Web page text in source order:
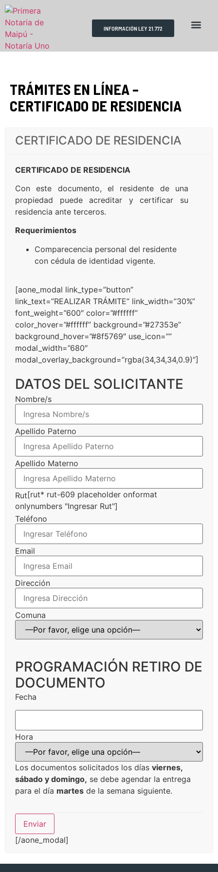
INFORMACIÓN LEY 21.772
TRÁMITES EN LÍNEA –
CERTIFICADO DE RESIDENCIA
CERTIFICADO DE RESIDENCIA
CERTIFICADO DE RESIDENCIA
Con este documento, el residente de una
propiedad puede acreditar y certificar su
residencia ante terceros.
Requerimientos
Comparecencia personal del residente
con cédula de identidad vigente.
[aone_modal link_type=”button”
link_text=”REALIZAR TRÁMITE” link_width=”30%”
font_weight=”600″ color=”#ffffff”
color_hover=”#ffffff” background=”#27353e”
background_hover=”#8f5769″ use_icon=””
modal_width=”680″
modal_overlay_background=”rgba(34,34,34,0.9)”]
DATOS DEL SOLICITANTE
Nombre/s
Apellido Paterno
Apellido Materno
Rut[rut* rut-609 placeholder onformat
onlynumbers "Ingresar Rut"]
Teléfono
Email
Dirección
Comuna
PROGRAMACIÓN RETIRO DE
DOCUMENTO
Fecha
Hora
Los documentos solicitados los días viernes,
sábado y domingo, se debe agendar la entrega
para el día martes de la semana siguiente.
[/aone_modal]